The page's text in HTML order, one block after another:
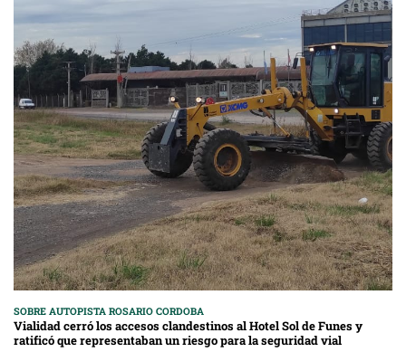
SOBRE AUTOPISTA ROSARIO CORDOBA
Vialidad cerró los accesos clandestinos al Hotel Sol de Funes y
ratificó que representaban un riesgo para la seguridad vial